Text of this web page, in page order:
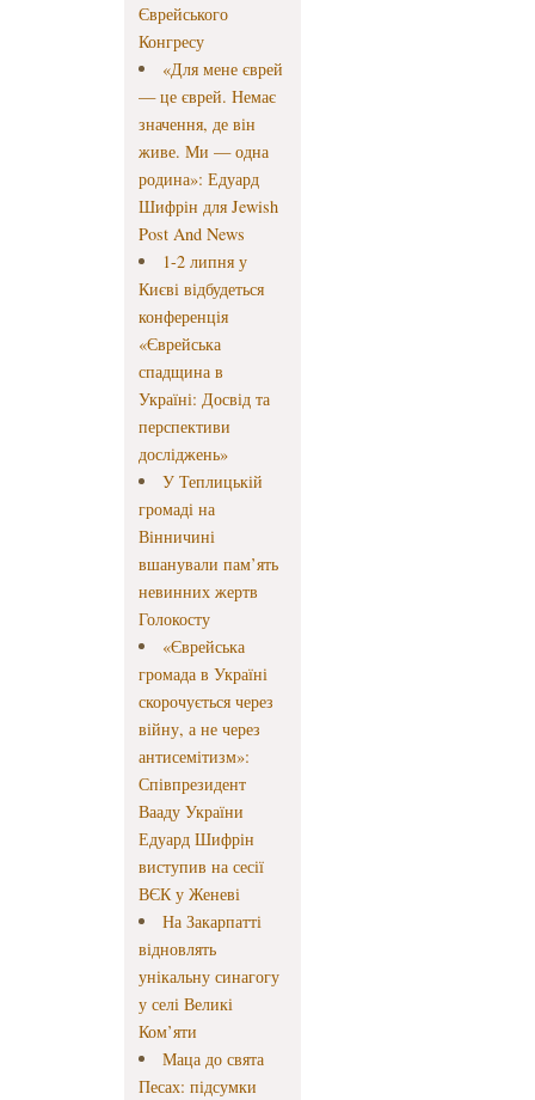
Єврейського
Конгресу
«Для мене єврей
— це єврей. Немає
значення, де він
живе. Ми — одна
родина»: Едуард
Шифрін для Jewish
Post And News
1-2 липня у
Києві відбудеться
конференція
«Єврейська
спадщина в
Україні: Досвід та
перспективи
досліджень»
У Теплицькій
громаді на
Вінничині
вшанували пам’ять
невинних жертв
Голокосту
«Єврейська
громада в Україні
скорочується через
війну, а не через
антисемітизм»:
Співпрезидент
Вааду України
Едуард Шифрін
виступив на сесії
ВЄК у Женеві
На Закарпатті
відновлять
унікальну синагогу
у селі Великі
Ком’яти
Маца до свята
Песах: підсумки